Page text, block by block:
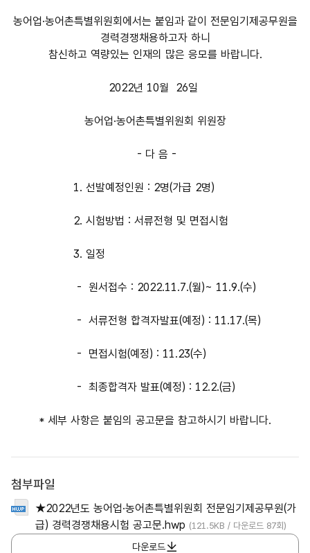
농어업·농어촌특별위원회에서는 붙임과 같이 전문임기제공무원을
경력경쟁채용하고자 하니
참신하고 역량있는 인재의 많은 응모를 바랍니다.
2022년 10월 26일
농어업·농어촌특별위원회 위원장
- 다 음 -
1. 선발예정인원 : 2명(가급 2명)
2. 시험방법 : 서류전형 및 면접시험
3. 일정
- 원서접수 : 2022.11.7.(월)~ 11.9.(수)
- 서류전형 합격자발표(예정) : 11.17.(목)
- 면접시험(예정) : 11.23(수)
- 최종합격자 발표(예정) : 12.2.(금)
* 세부 사항은 붙임의 공고문을 참고하시기 바랍니다.
첨부파일
★2022년도 농어업·농어촌특별위원회 전문임기제공무원(가
급) 경력경쟁채용시험 공고문.hwp (121.5KB / 다운로드 87회)
다운로드